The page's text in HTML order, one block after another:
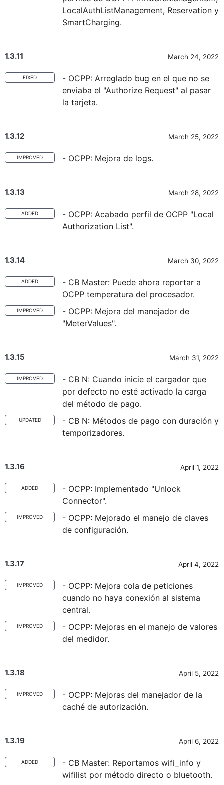
LocalAuthListManagement, Reservation y
SmartCharging.
1.3.11 March 24, 2022
FIXED
- OCPP: Arreglado bug en el que no se
enviaba el "Authorize Request" al pasar
la tarjeta.
1.3.12 March 25, 2022
IMPROVED - OCPP: Mejora de logs.
1.3.13 March 28, 2022
ADDED
- OCPP: Acabado perfil de OCPP "Local
Authorization List".
1.3.14 March 30, 2022
ADDED
- CB Master: Puede ahora reportar a
OCPP temperatura del procesador.
IMPROVED
- OCPP: Mejora del manejador de
"MeterValues".
1.3.15 March 31, 2022
IMPROVED
- CB N: Cuando inicie el cargador que
por defecto no esté activado la carga
del método de pago.
UPDATED
- CB N: Métodos de pago con duración y
temporizadores.
1.3.16 April 1, 2022
ADDED
- OCPP: Implementado "Unlock
Connector".
IMPROVED
- OCPP: Mejorado el manejo de claves
de configuración.
1.3.17 April 4, 2022
IMPROVED
- OCPP: Mejora cola de peticiones
cuando no haya conexión al sistema
central.
IMPROVED
- OCPP: Mejoras en el manejo de valores
del medidor.
1.3.18 April 5, 2022
IMPROVED
- OCPP: Mejoras del manejador de la
caché de autorización.
1.3.19 April 6, 2022
ADDED
- CB Master: Reportamos wifi_info y
wifilist por método directo o bluetooth.